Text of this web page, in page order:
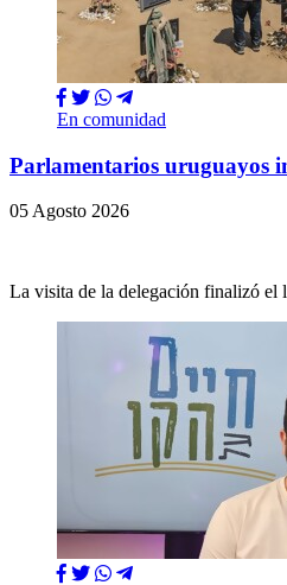
En comunidad
Parlamentarios uruguayos
05 Agosto 2026
La visita de la delegación finalizó el